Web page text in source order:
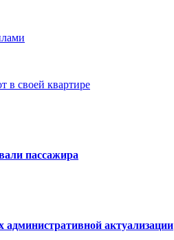
в своей квартире
пассажира
актуализации